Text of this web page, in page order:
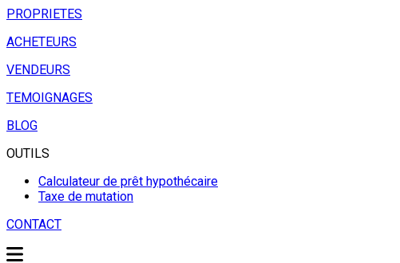
PROPRIETES
ACHETEURS
VENDEURS
TEMOIGNAGES
BLOG
OUTILS
Calculateur de prêt hypothécaire
Taxe de mutation
CONTACT